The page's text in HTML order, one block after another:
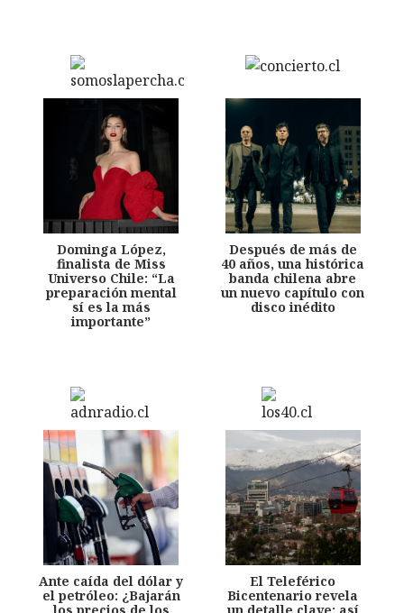
Dominga López,
finalista de Miss
Universo Chile: “La
preparación mental
sí es la más
importante”
Después de más de
40 años, una histórica
banda chilena abre
un nuevo capítulo con
disco inédito
Ante caída del dólar y
el petróleo: ¿Bajarán
El Teleférico
Bicentenario revela